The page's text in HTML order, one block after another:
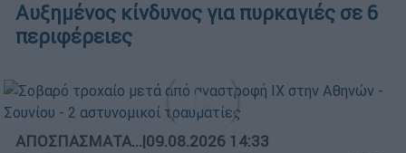
Αυξημένος κίνδυνος για πυρκαγιές σε 6
περιφέρειες
ΑΠΟΣΠΑΣΜΑΤΑ...|09.08.2026 14:33